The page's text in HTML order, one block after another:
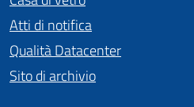
Atti di notifica
Qualità Datacenter
Sito di archivio